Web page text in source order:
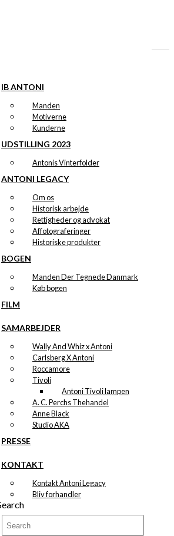
IB ANTONI
Manden
Motiverne
Kunderne
UDSTILLING 2023
Antonis Vinterfolder
ANTONI LEGACY
Om os
Historisk arbejde
Rettigheder og advokat
Affotograferinger
Historiske produkter
BOGEN
Manden Der Tegnede Danmark
Køb bogen
FILM
SAMARBEJDER
Wally And Whiz x Antoni
Carlsberg X Antoni
Roccamore
Tivoli
Antoni Tivoli lampen
A. C. Perchs Thehandel
Anne Black
Studio AKA
PRESSE
KONTAKT
Kontakt Antoni Legacy
Bliv forhandler
Prisinterval:
kr. 250,00
kr. 395,00